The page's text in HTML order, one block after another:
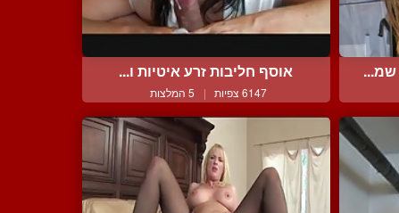
שמ... אוסף חליבות זרע איטיות ו...
6147 צפיות | 5 המלצות